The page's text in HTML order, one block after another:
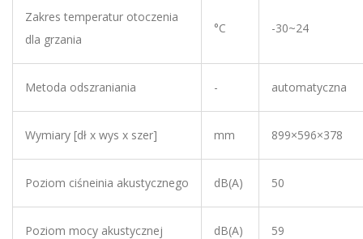
Zakres temperatur otoczenia
dla grzania
°C -30~24
Metoda odszraniania - automatyczna
Wymiary [dł x wys x szer] mm 899×596×378
Poziom ciśneinia akustycznego dB(A) 50
Poziom mocy akustycznej dB(A) 59